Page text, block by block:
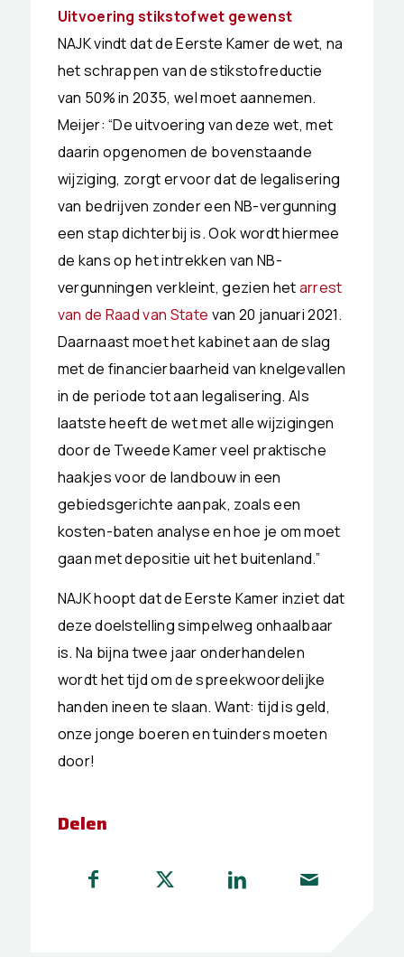
Uitvoering stikstofwet gewenst
NAJK vindt dat de Eerste Kamer de wet, na
het schrappen van de stikstofreductie
van 50% in 2035, wel moet aannemen.
Meijer: “De uitvoering van deze wet, met
daarin opgenomen de bovenstaande
wijziging, zorgt ervoor dat de legalisering
van bedrijven zonder een NB-vergunning
een stap dichterbij is. Ook wordt hiermee
de kans op het intrekken van NB-
vergunningen verkleint, gezien hetarrest
van de Raad van State van 20 januari 2021.
Daarnaast moet het kabinet aan de slag
met de financierbaarheid van knelgevallen
in de periode tot aan legalisering. Als
laatste heeft de wet met alle wijzigingen
door de Tweede Kamer veel praktische
haakjes voor de landbouw in een
gebiedsgerichte aanpak, zoals een
kosten-baten analyse en hoe je om moet
gaan met depositie uit het buitenland.”
NAJK hoopt dat de Eerste Kamer inziet dat
deze doelstelling simpelweg onhaalbaar
is. Na bijna twee jaar onderhandelen
wordt het tijd om de spreekwoordelijke
handen ineen te slaan. Want: tijd is geld,
onze jonge boeren en tuinders moeten
door!
Delen